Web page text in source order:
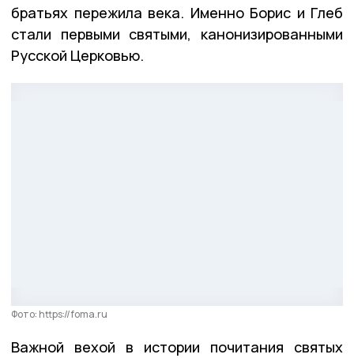
братьях пережила века. Именно Борис и Глеб
стали первыми святыми, канонизированными
Русской Церковью.
Фото: https://foma.ru
Важной вехой в истории почитания святых